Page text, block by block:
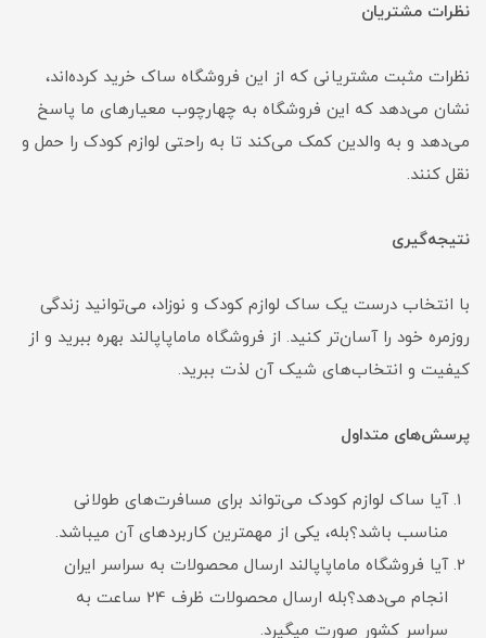
نظرات مشتریان
نظرات مثبت مشتریانی که از این فروشگاه ساک خرید کرده‌اند،
نشان می‌دهد که این فروشگاه به چهارچوب معیارهای ما پاسخ
می‌دهد و به والدین کمک می‌کند تا به راحتی لوازم کودک را حمل و
نقل کنند.
نتیجه‌گیری
با انتخاب درست یک ساک لوازم کودک و نوزاد، می‌توانید زندگی
روزمره خود را آسان‌تر کنید. از فروشگاه ماماپاپالند بهره ببرید و از
کیفیت و انتخاب‌های شیک آن لذت ببرید.
پرسش‌های متداول
آیا ساک لوازم کودک می‌تواند برای مسافرت‌های طولانی
مناسب باشد؟بله، یکی از مهمترین کاربردهای آن میباشد.
آیا فروشگاه ماماپاپالند ارسال محصولات به سراسر ایران
انجام می‌دهد؟بله ارسال محصولات ظرف 24 ساعت به
سراسر کشور صورت میگیرد.